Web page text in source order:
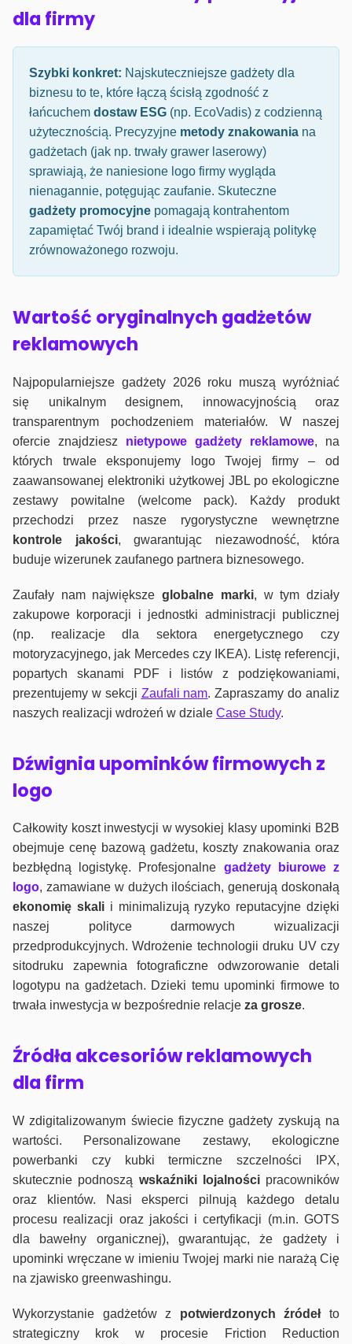
dla firmy
Szybki konkret: Najskuteczniejsze gadżety dla
biznesu to te, które łączą ścisłą zgodność z
łańcuchem dostaw ESG (np. EcoVadis) z codzienną
użytecznością. Precyzyjne metody znakowania na
gadżetach (jak np. trwały grawer laserowy)
sprawiają, że naniesione logo firmy wygląda
nienagannie, potęgując zaufanie. Skuteczne
gadżety promocyjne pomagają kontrahentom
zapamiętać Twój brand i idealnie wspierają politykę
zrównoważonego rozwoju.
Wartość oryginalnych gadżetów
reklamowych
Najpopularniejsze gadżety 2026 roku muszą wyróżniać
się unikalnym designem, innowacyjnością oraz
transparentnym pochodzeniem materiałów. W naszej
ofercie znajdziesz nietypowe gadżety reklamowe, na
których trwale eksponujemy logo Twojej firmy – od
zaawansowanej elektroniki użytkowej JBL po ekologiczne
zestawy powitalne (welcome pack). Każdy produkt
przechodzi przez nasze rygorystyczne wewnętrzne
kontrole jakości, gwarantując niezawodność, która
buduje wizerunek zaufanego partnera biznesowego.
Zaufały nam największeglobalne marki, w tym działy
zakupowe korporacji i jednostki administracji publicznej
(np. realizacje dla sektora energetycznego czy
motoryzacyjnego, jak Mercedes czy IKEA). Listę referencji,
popartych skanami PDF i listów z podziękowaniami,
prezentujemy w sekcji Zaufali nam. Zapraszamy do analiz
naszych realizacji wdrożeń w dziale Case Study.
Dźwignia upominków firmowych z
logo
Całkowity koszt inwestycji w wysokiej klasy upominki B2B
obejmuje cenę bazową gadżetu, koszty znakowania oraz
bezbłędną logistykę. Profesjonalne gadżety biurowe z
logo, zamawiane w dużych ilościach, generują doskonałą
ekonomię skalii minimalizują ryzyko reputacyjne dzięki
naszej polityce darmowych wizualizacji
przedprodukcyjnych. Wdrożenie technologii druku UV czy
sitodruku zapewnia fotograficzne odwzorowanie detali
logotypu na gadżetach. Dzieki temu upominki firmowe to
trwała inwestycja w bezpośrednie relacje za grosze.
Źródła akcesoriów reklamowych
dla firm
W zdigitalizowanym świecie fizyczne gadżety zyskują na
wartości. Personalizowane zestawy, ekologiczne
powerbanki czy kubki termiczne szczelności IPX,
skutecznie podnoszą wskaźniki lojalnościpracowników
oraz klientów. Nasi eksperci pilnują każdego detalu
procesu realizacji oraz jakości i certyfikacji (m.in. GOTS
dla bawełny organicznej), gwarantując, że gadżety i
upominki wręczane w imieniu Twojej marki nie narażą Cię
na zjawisko greenwashingu.
Wykorzystanie gadżetów z potwierdzonych źródełto
strategiczny krok w procesie Friction Reduction